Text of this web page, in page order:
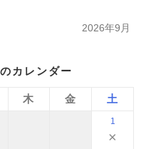
2026年9月
カレンダー
木 金 土
1
×